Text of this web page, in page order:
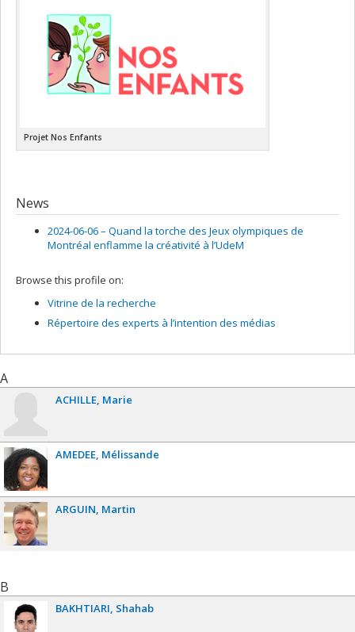
Projet Nos Enfants
News
2024-06-06 – Quand la torche des Jeux olympiques de
Montréal enflamme la créativité à l’UdeM
Browse this profile on:
Vitrine de la recherche
Répertoire des experts à l’intention des médias
A
ACHILLE Marie
AMEDEE Mélissande
ARGUIN Martin
B
BAKHTIARI Shahab